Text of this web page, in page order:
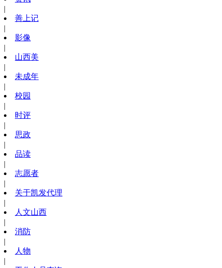
|
善上记
|
影像
|
山西美
|
未成年
|
校园
|
时评
|
思政
|
品读
|
志愿者
|
关于凯发代理
|
人文山西
|
消防
|
人物
|